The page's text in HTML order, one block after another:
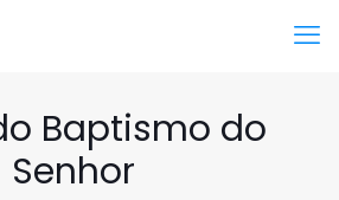
Baptismo do
Senhor